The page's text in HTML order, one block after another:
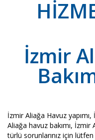
İzmir
İzmir Aliağa Havuz
Aliağa havuz bakımı,
türlü sorunlarınız için lütfen